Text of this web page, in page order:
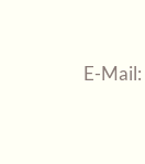
E-Mail: